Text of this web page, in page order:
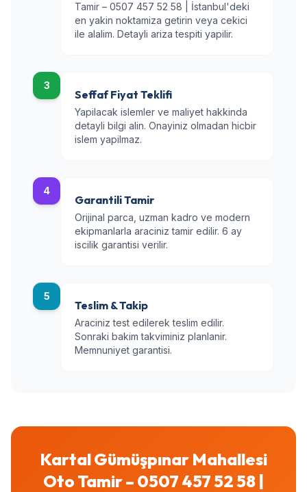
Tamir – 0507 457 52 58 | İstanbul'deki
en yakin noktamiza getirin veya cekici
ile alalim. Detayli ariza tespiti yapilir.
3
Seffaf Fiyat Teklifi
Yapilacak islemler ve maliyet hakkinda
detayli bilgi alin. Onayiniz olmadan hicbir
islem yapilmaz.
4
Garantili Tamir
Orijinal parca, uzman kadro ve modern
ekipmanlarla araciniz tamir edilir. 6 ay
iscilik garantisi verilir.
5
Teslim & Takip
Araciniz test edilerek teslim edilir.
Sonraki bakim takviminiz planlanir.
Memnuniyet garantisi.
Kartal Gümüşpınar Mahallesi
Oto Tamir – 0507 457 52 58 |